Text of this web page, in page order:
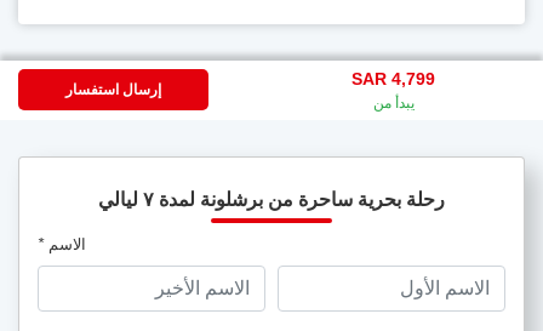
SAR 4,799
يبدأ من
إرسال استفسار
رحلة بحرية ساحرة من برشلونة لمدة ٧ ليالي
الاسم*